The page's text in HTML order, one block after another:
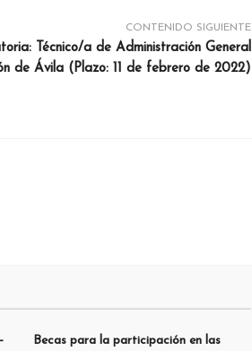
CONTENIDO SIGUIENTE
Técnico/a de Administración General
de Ávila (Plazo: 11 de febrero de 2022)
Becas para la participación en las